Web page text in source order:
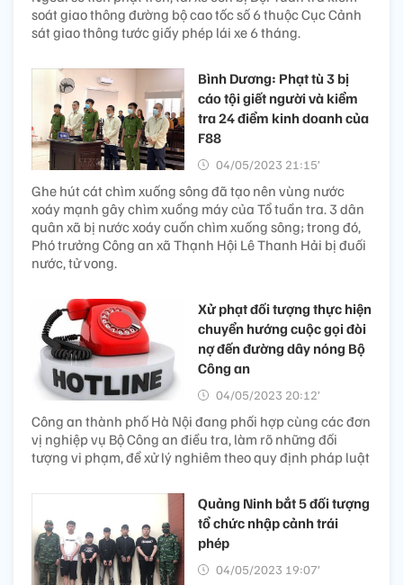
soát giao thông đường bộ cao tốc số 6 thuộc Cục Cảnh
sát giao thông tước giấy phép lái xe 6 tháng.
Bình Dương: Phạt tù 3 bị
cáo tội giết người và kiểm
tra 24 điểm kinh doanh của
F88
04/05/2023 21:15’
Ghe hút cát chìm xuống sông đã tạo nên vùng nước
xoáy mạnh gây chìm xuồng máy của Tổ tuần tra. 3 dân
quân xã bị nước xoáy cuốn chìm xuống sông; trong đó,
Phó trưởng Công an xã Thạnh Hội Lê Thanh Hải bị đuối
nước, tử vong.
Xử phạt đối tượng thực hiện
chuyển hướng cuộc gọi đòi
nợ đến đường dây nóng Bộ
Công an
04/05/2023 20:12’
Công an thành phố Hà Nội đang phối hợp cùng các đơn
vị nghiệp vụ Bộ Công an điều tra, làm rõ những đối
tượng vi phạm, để xử lý nghiêm theo quy định pháp luật
Quảng Ninh bắt 5 đối tượng
tổ chức nhập cảnh trái
phép
04/05/2023 19:07’